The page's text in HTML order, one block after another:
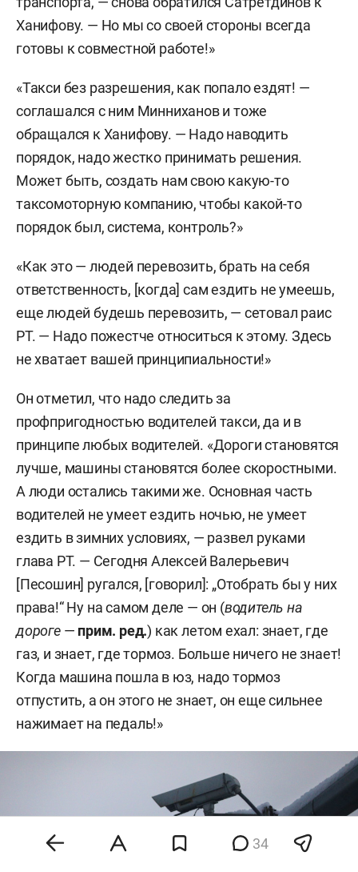
Ханифову. — Но мы со своей стороны всегда
готовы к совместной работе!»
«Такси без разрешения, как попало ездят! —
соглашался с ним Минниханов и тоже
обращался к Ханифову. — Надо наводить
порядок, надо жестко принимать решения.
Может быть, создать нам свою какую-то
таксомоторную компанию, чтобы какой-то
порядок был, система, контроль?»
«Как это — людей перевозить, брать на себя
ответственность, [когда] сам ездить не умеешь,
еще людей будешь перевозить, — сетовал раис
РТ. — Надо пожестче относиться к этому. Здесь
не хватает вашей принципиальности!»
Он отметил, что надо следить за
профпригодностью водителей такси, да и в
принципе любых водителей. «Дороги становятся
лучше, машины становятся более скоростными.
А люди остались такими же. Основная часть
водителей не умеет ездить ночью, не умеет
ездить в зимних условиях, — развел руками
глава РТ. — Сегодня Алексей Валерьевич
[Песошин] ругался, [говорил]: „Отобрать бы у них
права!“ Ну на самом деле — он (водитель на
дороге— прим. ред.) как летом ехал: знает, где
газ, и знает, где тормоз. Больше ничего не знает!
Когда машина пошла в юз, надо тормоз
отпустить, а он этого не знает, он еще сильнее
нажимает на педаль!»
34